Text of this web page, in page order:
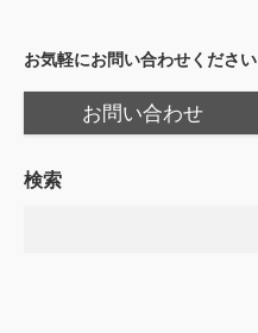
お気軽にお問い合わせください
お問い合わせ
検索